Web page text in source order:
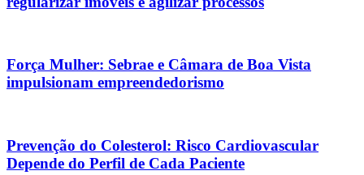
Força Mulher: Sebrae e Câmara de Boa Vista
impulsionam empreendedorismo
Prevenção do Colesterol: Risco Cardiovascular
Depende do Perfil de Cada Paciente